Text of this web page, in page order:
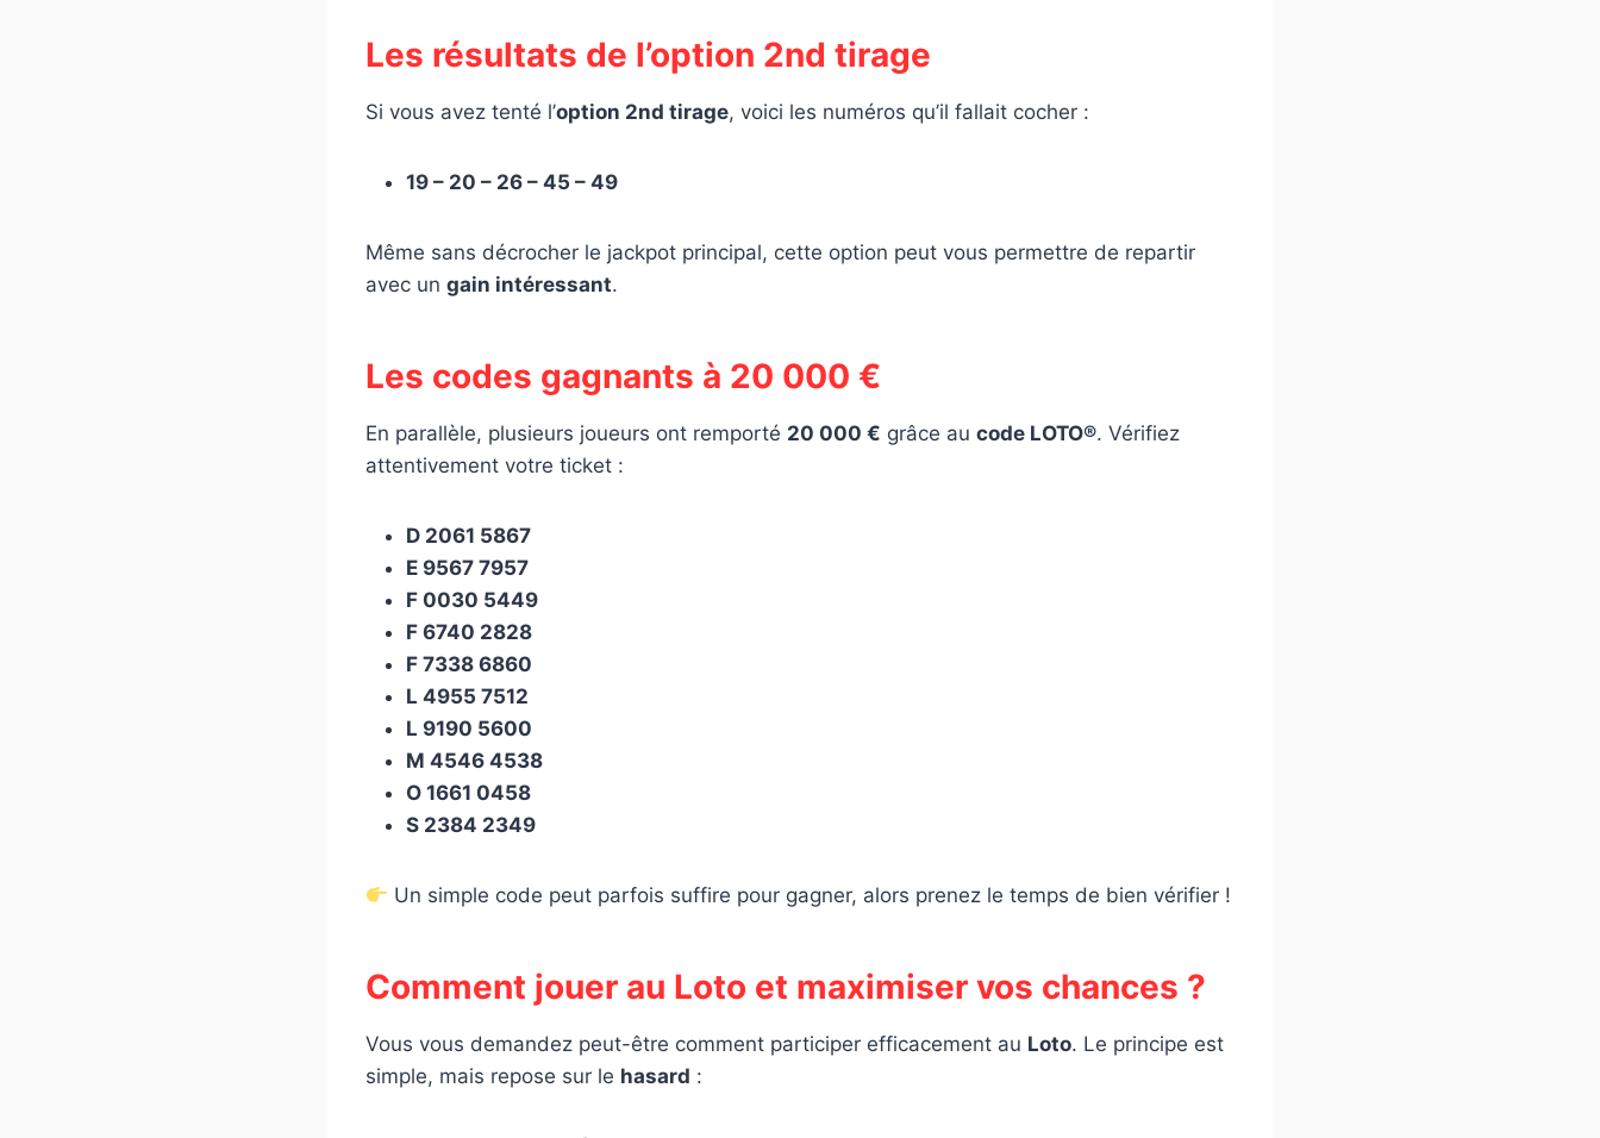
Les résultats de l’option 2nd tirage
Si vous avez tenté l’option 2nd tirage, voici les numéros qu’il fallait cocher :
19 – 20 – 26 – 45 – 49
Même sans décrocher le jackpot principal, cette option peut vous permettre de repartir
avec un gain intéressant.
Les codes gagnants à 20 000 €
En parallèle, plusieurs joueurs ont remporté 20 000 € grâce au code LOTO®. Vérifiez
attentivement votre ticket :
D 2061 5867
E 9567 7957
F 0030 5449
F 6740 2828
F 7338 6860
L 4955 7512
L 9190 5600
M 4546 4538
O 1661 0458
S 2384 2349
Un simple code peut parfois suffire pour gagner, alors prenez le temps de bien vérifier !
Comment jouer au Loto et maximiser vos chances ?
Vous vous demandez peut-être comment participer efficacement au Loto. Le principe est
simple, mais repose sur le hasard :